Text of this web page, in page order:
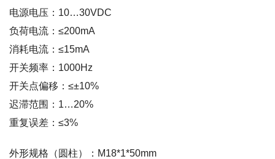
电源电压：10…30VDC
负荷电流：≤200mA
消耗电流：≤15mA
开关频率：1000Hz
开关点偏移：≤±10%
迟滞范围：1…20%
重复误差：≤3%
外形规格（圆柱）：M18*1*50mm